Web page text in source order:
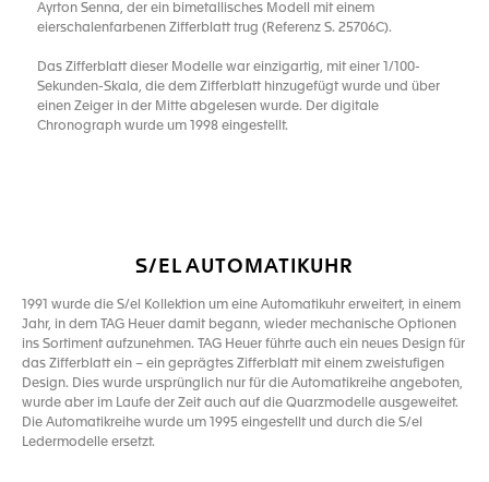
Ayrton Senna, der ein bimetallisches Modell mit einem
eierschalenfarbenen Zifferblatt trug (Referenz S. 25706C).
Das Zifferblatt dieser Modelle war einzigartig, mit einer 1/100-
Sekunden-Skala, die dem Zifferblatt hinzugefügt wurde und über
einen Zeiger in der Mitte abgelesen wurde. Der digitale
Chronograph wurde um 1998 eingestellt.
S/EL AUTOMATIKUHR
1991 wurde die S/el Kollektion um eine Automatikuhr erweitert, in einem
Jahr, in dem TAG Heuer damit begann, wieder mechanische Optionen
ins Sortiment aufzunehmen. TAG Heuer führte auch ein neues Design für
das Zifferblatt ein – ein geprägtes Zifferblatt mit einem zweistufigen
Design. Dies wurde ursprünglich nur für die Automatikreihe angeboten,
wurde aber im Laufe der Zeit auch auf die Quarzmodelle ausgeweitet.
Die Automatikreihe wurde um 1995 eingestellt und durch die S/el
Ledermodelle ersetzt.